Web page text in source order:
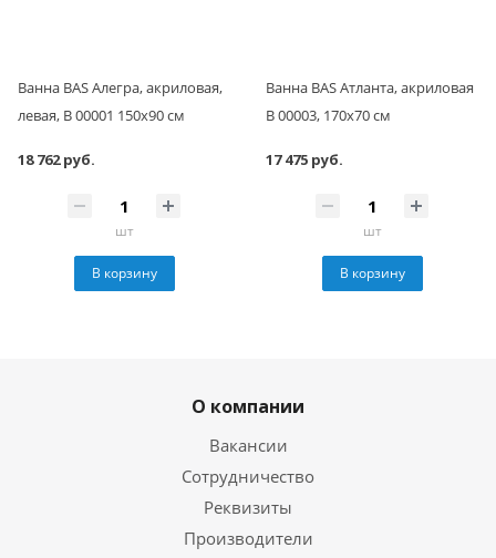
Ванна BAS Алегра, акриловая,
левая, В 00001 150х90 см
18 762 руб.
шт
В корзину
Ванна BAS Атланта, акриловая
В 00003, 170х70 см
17 475 руб.
шт
В корзину
О компании
Вакансии
Сотрудничество
Реквизиты
Производители